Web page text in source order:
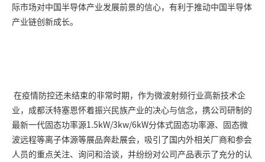
际市场对中国半导体产业发展前景的信心，有利于推动中国半导体
产业链创新成长。
在疫情防控还未结束的非常时期，作为微波射频行业高新技术企
业，成都沃特塞恩怀着振兴民族产业的决心与信念，携公司研制的
最新一代固态功率源1.5kW/3kw/6kW分体式固态功率源、固态微
波远程等离子体源等展品奔赴展会，吸引了国内外相关厂商和参会
人员的重点关注、询问和洽谈，并纷纷对公司产品表示了充分的认